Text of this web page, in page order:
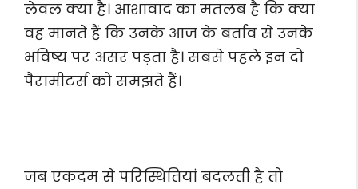
लेवल क्या है। आशावाद का मतलब है कि क्या
वह मानते हैं कि उनके आज के बर्ताव से उनके
भविष्य पर असर पड़ता है। सबसे पहले इन दो
पैरामीटर्स को समझते हैं।
जब एकदम से परिस्थितियां बदलती है तो